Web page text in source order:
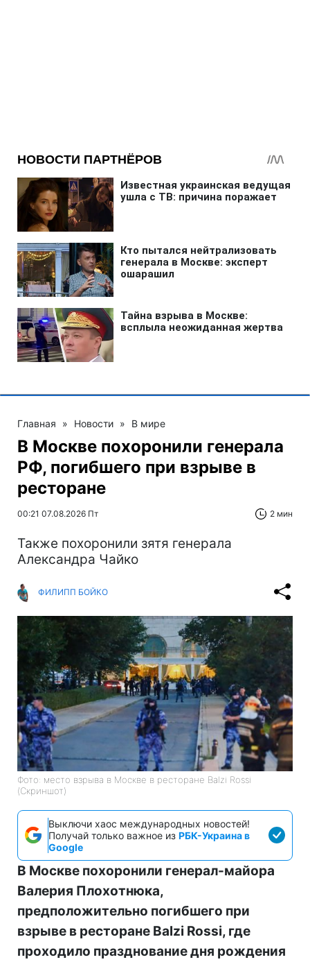
Главная » Новости » В мире
В Москве похоронили генерала
РФ, погибшего при взрыве в
ресторане
00:21 07.08.2026 Пт 2 мин
Также похоронили зятя генерала
Александра Чайко
ФИЛИПП БОЙКО
Фото: место взрыва в Москве в ресторане Balzi Rossi
(Скриншот)
Выключи хаос международных новостей!
Получай только важное из РБК-Украина в
Google
В Москве похоронили генерал-майора
Валерия Плохотнюка,
предположительно погибшего при
взрыве в ресторане Balzi Rossi, где
проходило празднование дня рождения